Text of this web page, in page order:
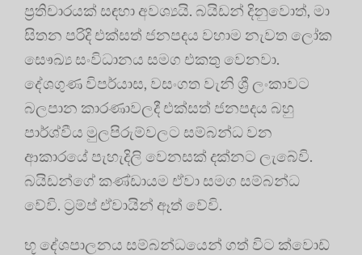
ප්‍රතිචාරයක් සඳහා අවශ්‍යයි. බයිඩන් දිනුවොත්, මා
සිතන පරිදි එක්සත් ජනපදය වහාම නැවත ලෝක
සෞඛ්‍ය සංවිධානය සමග එකතු වෙනවා.
දේශගුණ විපර්යාස, වසංගත වැනි ශ්‍රී ලංකාවට
බලපාන කාරණාවලදී එක්සත් ජනපදය බහු
පාර්ශ්වීය මුලපිරුම්වලට සම්බන්ධ වන
ආකාරයේ පැහැදිලි වෙනසක් දක්නට ලැබේවි.
බයිඩන්ගේ කණ්ඩායම ඒවා සමග සම්බන්ධ
වේවි. ට්‍රම්ප් ඒවායින් ඈත් වේවි.
භූ දේශපාලනය සම්බන්ධයෙන් ගත් විට ක්වොඩ්